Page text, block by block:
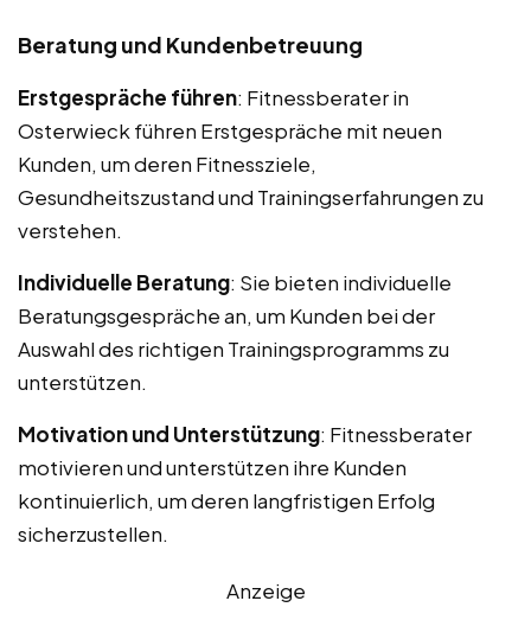
Beratung und Kundenbetreuung
Erstgespräche führen: Fitnessberater in
Osterwieck führen Erstgespräche mit neuen
Kunden, um deren Fitnessziele,
Gesundheitszustand und Trainingserfahrungen zu
verstehen.
Individuelle Beratung: Sie bieten individuelle
Beratungsgespräche an, um Kunden bei der
Auswahl des richtigen Trainingsprogramms zu
unterstützen.
Motivation und Unterstützung: Fitnessberater
motivieren und unterstützen ihre Kunden
kontinuierlich, um deren langfristigen Erfolg
sicherzustellen.
Anzeige